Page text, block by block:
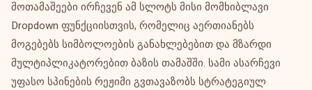
მოთამაშეები ირჩევენ ამ სლოტს მისი მომხიბლავი
Dropdown ფუნქციისთვის, რომელიც აერთიანებს
მოგებებს სიმბოლოების განახლებებით და მზარდი
მულტიპლიკატორებით ბაზის თამაშში. სამი ასარჩევი
უფასო სპინების რეჟიმი გვთავაზობს სტრატეგიულ